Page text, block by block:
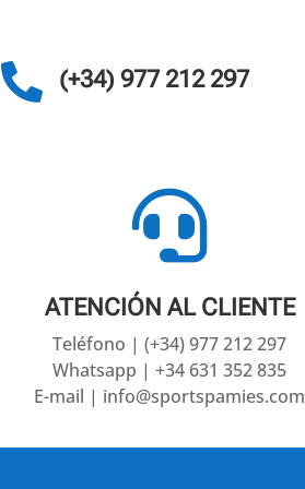
 (+34) 977 212 297

ATENCIÓN AL CLIENTE
Teléfono | (+34) 977 212 297
Whatsapp | +34 631 352 835
E-mail | info@sportspamies.com